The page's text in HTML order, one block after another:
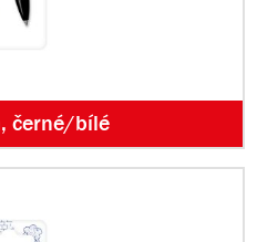
černé/bílé